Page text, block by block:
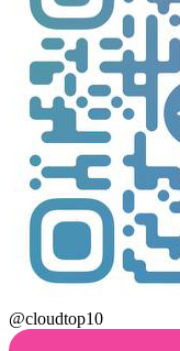
@cloudtop10